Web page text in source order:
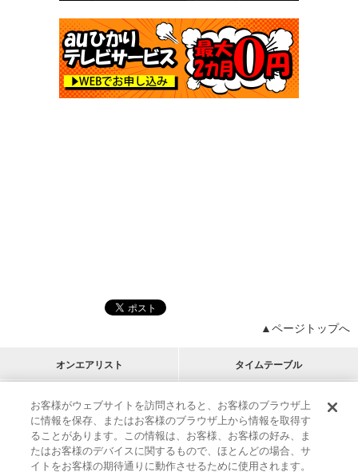
▲ページトップへ
オンエアリスト タイムテーブル
プログラムリスト チャート
アーティストリスト
M-ON!
RECOMMEND
リクエスト
インフォメーション | プレゼント&ご招待
お客様がウェブサイトを訪問されると、お客様のブラウザ上
に情報を保存、またはお客様のブラウザ上から情報を取得す
ることがあります。この情報は、お客様、お客様の好み、ま
たはお客様のデバイスに関するもので、ほとんどの場合、サ
イトをお客様の期待通りに動作させるために使用されます。